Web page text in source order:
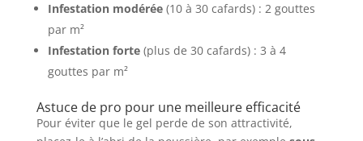
Infestation modérée(10 à 30 cafards) : 2 gouttes
par m²
Infestation forte(plus de 30 cafards) : 3 à 4
gouttes par m²
Astuce de pro pour une meilleure efficacité
Pour éviter que le gel perde de son attractivité,